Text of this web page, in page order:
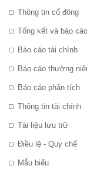
Thông tin cổ đông
Tổng kết và báo cáo
Báo cáo tài chính
Báo cáo thường
Báo cáo phân tích
Thông tin tài chính
Tài liệu lưu trữ
Điều lệ - Quy chế
Mẫu biểu